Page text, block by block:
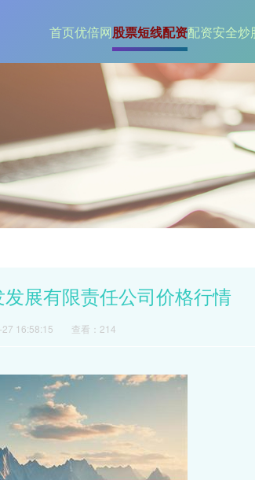
首页优倍网股票短线配资配资安全炒
展有限责任公司价格行情
16:58:15 查看：214